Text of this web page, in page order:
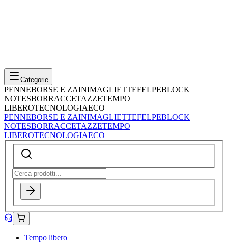
Categorie
PENNEBORSE E ZAINIMAGLIETTEFELPEBLOCK
NOTESBORRACCETAZZETEMPO
LIBEROTECNOLOGIAECO
PENNEBORSE E ZAINIMAGLIETTEFELPEBLOCK
NOTESBORRACCETAZZETEMPO
LIBEROTECNOLOGIAECO
Tempo libero